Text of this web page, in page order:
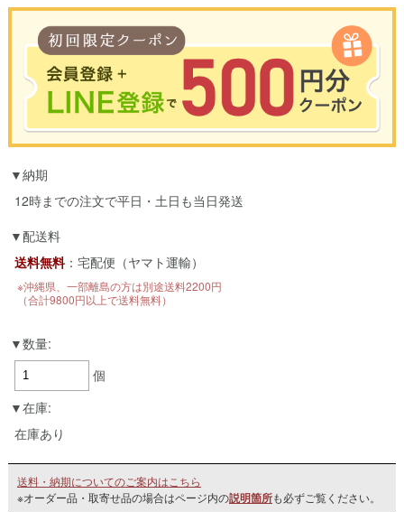
LINEのアカウントを使って簡単に会員登録＆ログインすることも可能です。
納期
12時までの注文で平日・土日も当日発送
配送料
送料無料：宅配便（ヤマト運輸）
※沖縄県、一部離島の方は別途送料2200円
（合計9800円以上で送料無料）
数量:
個
在庫:
在庫あり
送料・納期についてのご案内はこちら
※オーダー品・取寄せ品の場合はページ内の説明箇所も必ずご覧ください。